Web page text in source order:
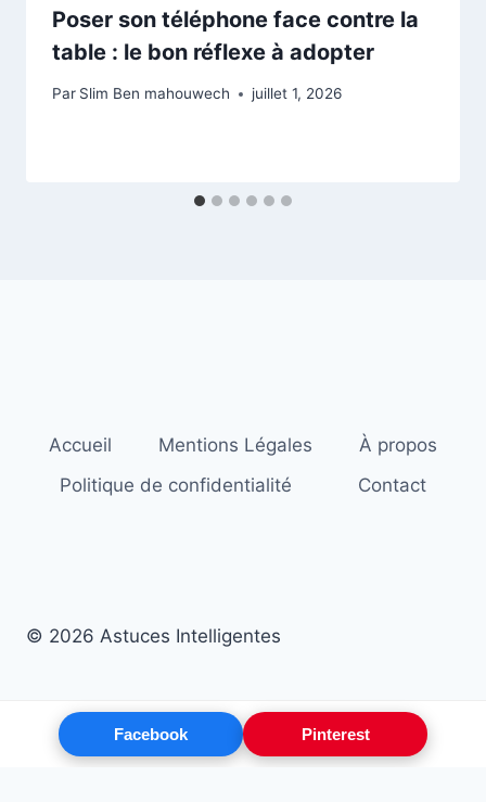
Poser son téléphone face contre la
table : le bon réflexe à adopter
Par Slim Ben mahouwech juillet 1, 2026
Accueil Mentions Légales
À propos
Politique de confidentialité
Contact
© 2026 Astuces Intelligentes
Facebook Pinterest